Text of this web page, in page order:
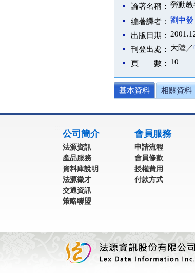
論著名稱： 勞動教
編著譯者： 劉中發
出版日期：
刊登出處： 大陸／
頁 數： 10
基本資料 相關資料
公司簡介
法源資訊
產品服務
資料庫說明
法源徵才
交通資訊
策略聯盟
會員服務
申請流程
會員條款
授權費用
付款方式